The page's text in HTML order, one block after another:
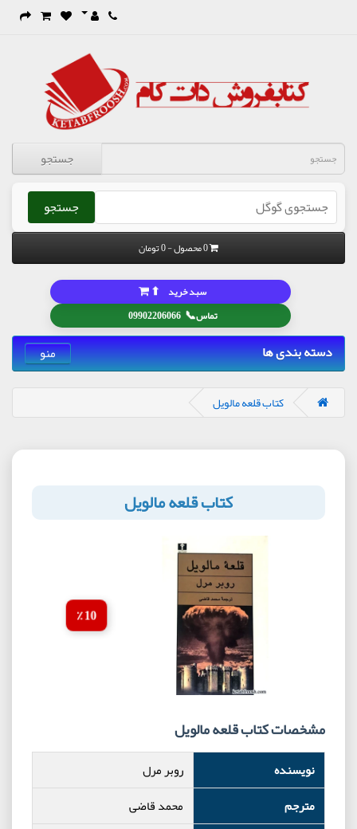
جستجو
جستجو
0 محصول - 0 تومان
تماس📞
09902206066
سبد خرید ⬆
دسته بندی ها منو
کتاب قلعه مالویل
کتاب قلعه مالویل
10 ٪
مشخصات کتاب قلعه مالویل
نویسنده
روبر مرل
مترجم
محمد قاضی